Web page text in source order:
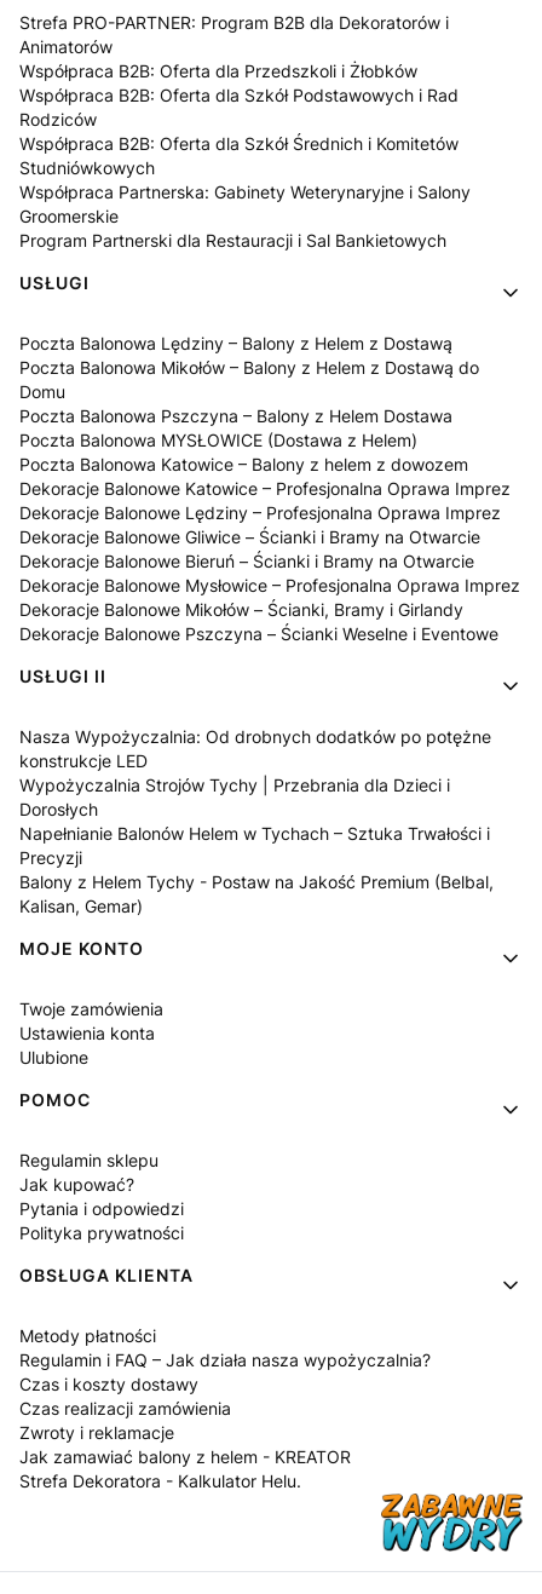
Strefa PRO-PARTNER: Program B2B dla Dekoratorów i
Animatorów
Współpraca B2B: Oferta dla Przedszkoli i Żłobków
Współpraca B2B: Oferta dla Szkół Podstawowych i Rad
Rodziców
Współpraca B2B: Oferta dla Szkół Średnich i Komitetów
Studniówkowych
Współpraca Partnerska: Gabinety Weterynaryjne i Salony
Groomerskie
Program Partnerski dla Restauracji i Sal Bankietowych
USŁUGI
Poczta Balonowa Lędziny – Balony z Helem z Dostawą
Poczta Balonowa Mikołów – Balony z Helem z Dostawą do
Domu
Poczta Balonowa Pszczyna – Balony z Helem Dostawa
Poczta Balonowa MYSŁOWICE (Dostawa z Helem)
Poczta Balonowa Katowice – Balony z helem z dowozem
Dekoracje Balonowe Katowice – Profesjonalna Oprawa Imprez
Dekoracje Balonowe Lędziny – Profesjonalna Oprawa Imprez
Dekoracje Balonowe Gliwice – Ścianki i Bramy na Otwarcie
Dekoracje Balonowe Bieruń – Ścianki i Bramy na Otwarcie
Dekoracje Balonowe Mysłowice – Profesjonalna Oprawa Imprez
Dekoracje Balonowe Mikołów – Ścianki, Bramy i Girlandy
Dekoracje Balonowe Pszczyna – Ścianki Weselne i Eventowe
USŁUGI II
Nasza Wypożyczalnia: Od drobnych dodatków po potężne
konstrukcje LED
Wypożyczalnia Strojów Tychy | Przebrania dla Dzieci i
Dorosłych
Napełnianie Balonów Helem w Tychach – Sztuka Trwałości i
Precyzji
Balony z Helem Tychy - Postaw na Jakość Premium (Belbal,
Kalisan, Gemar)
MOJE KONTO
Twoje zamówienia
Ustawienia konta
Ulubione
POMOC
Regulamin sklepu
Jak kupować?
Pytania i odpowiedzi
Polityka prywatności
OBSŁUGA KLIENTA
Metody płatności
Regulamin i FAQ – Jak działa nasza wypożyczalnia?
Czas i koszty dostawy
Czas realizacji zamówienia
Zwroty i reklamacje
Jak zamawiać balony z helem - KREATOR
Strefa Dekoratora - Kalkulator Helu.